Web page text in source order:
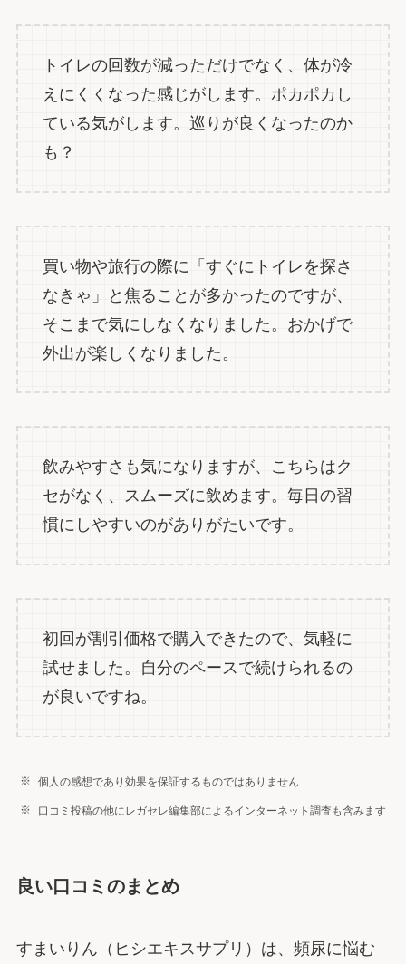
トイレの回数が減っただけでなく、体が冷
えにくくなった感じがします。ポカポカし
ている気がします。巡りが良くなったのか
も？
買い物や旅行の際に「すぐにトイレを探さ
なきゃ」と焦ることが多かったのですが、
そこまで気にしなくなりました。おかげで
外出が楽しくなりました。
飲みやすさも気になりますが、こちらはク
セがなく、スムーズに飲めます。毎日の習
慣にしやすいのがありがたいです。
初回が割引価格で購入できたので、気軽に
試せました。自分のペースで続けられるの
が良いですね。
個人の感想であり効果を保証するものではありません
口コミ投稿の他にレガセレ編集部によるインターネット調査も含みます
良い口コミのまとめ
すまいりん（ヒシエキスサプリ）は、頻尿に悩む